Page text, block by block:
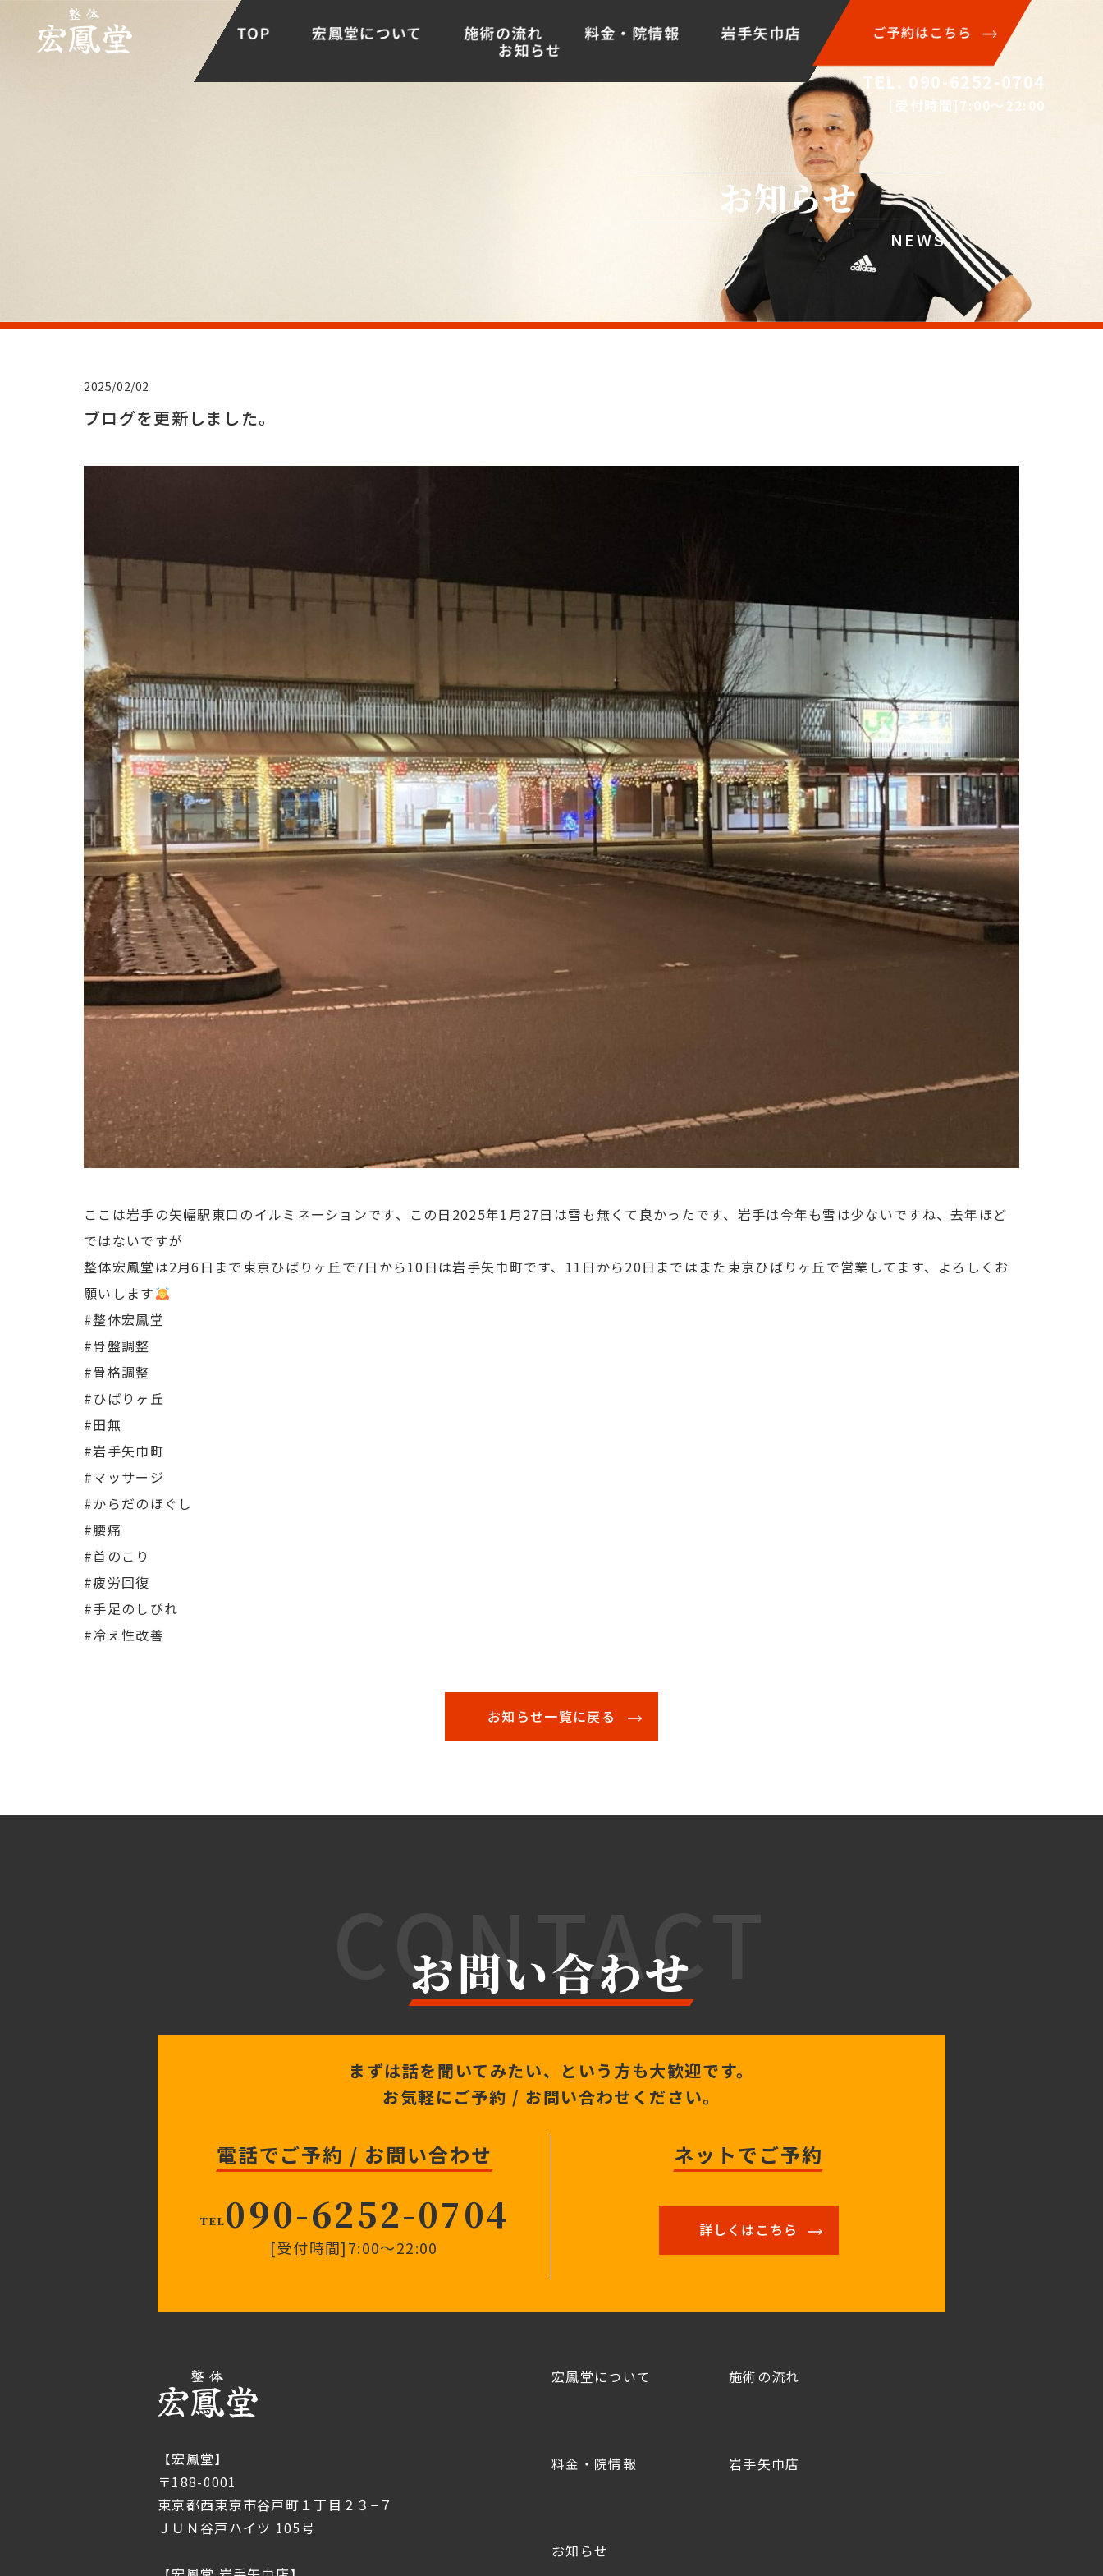
TOP 宏鳳堂について 施術の流れ 料金・院情報 岩手矢巾店
お知らせ
ご予約はこちら
TEL. 090-6252-0704
[受付時間]7:00〜22:00
お知らせ
NEWS
2025/02/02
ブログを更新しました。
ここは岩手の矢幅駅東口のイルミネーションです、この日2025年1月27日は雪も無くて良かったです、岩手は今年も雪は少ないですね、去年ほど
ではないですが
整体宏鳳堂は2月6日まで東京ひばりヶ丘で7日から10日は岩手矢巾町です、11日から20日まではまた東京ひばりヶ丘で営業してます、よろしくお
願いします
#整体宏鳳堂
#骨盤調整
#骨格調整
#ひばりヶ丘
#田無
#岩手矢巾町
#マッサージ
#からだのほぐし
#腰痛
#首のこり
#疲労回復
#手足のしびれ
#冷え性改善
お知らせ一覧に戻る
CONTACT
お問い合わせ
まずは話を聞いてみたい、 という方も大歓迎です。
お気軽にご予約 / お問い合わせください。
電話でご予約 / お問い合わせ
TEL090-6252-0704
[受付時間]7:00〜22:00
ネットでご予約
詳しくはこちら
【宏鳳堂】
〒188-0001
東京都西東京市谷戸町１丁目２３−７
ＪＵＮ谷戸ハイツ 105号
宏鳳堂について 施術の流れ
料金・院情報 岩手矢巾店
お知らせ